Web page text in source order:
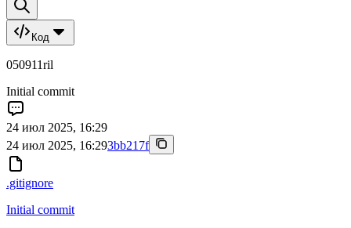
Код
050911ril
Initial commit
24 июл 2025, 16:29
24 июл 2025, 16:293bb217f
.gitignore
Initial commit